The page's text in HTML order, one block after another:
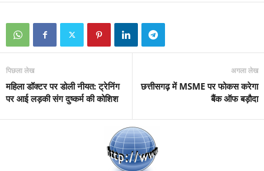
पिछला लेख
महिला डॉक्टर पर डोली नीयत: ट्रेनिंग
पर आई लड़की संग दुष्कर्म की कोशिश
अगला लेख
छत्तीसगढ़ में MSME पर फोकस करेगा
बैंक ऑफ बड़ौदा